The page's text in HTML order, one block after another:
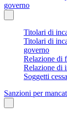
governo
Titolari di
Titolari di
governo
Relazione di
Relazione di
Soggetti
Sanzioni per